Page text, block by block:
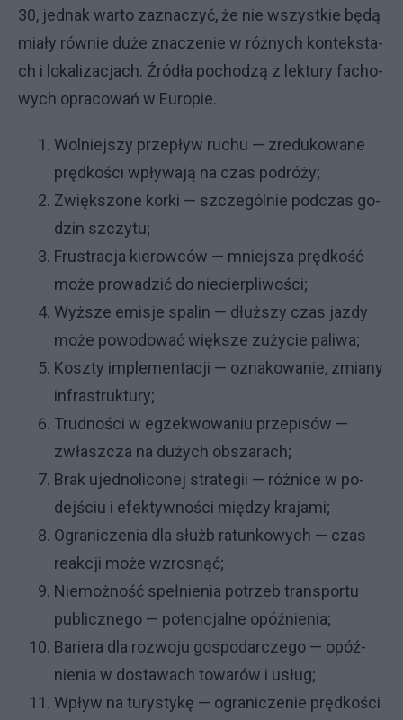
30, jed­nak war­to za­zna­czyć, że nie wszyst­kie bę­dą
mia­ły rów­nie du­że zna­cze­nie w róż­ny­ch kon­tek­sta­
ch i lo­ka­li­za­cja­ch. Źró­dła po­cho­dzą z lek­tu­ry fa­cho­
wy­ch opra­co­wań w Eu­ro­pie.
Wol­niej­szy prze­pływ ru­chu — zre­du­ko­wa­ne
pręd­ko­ści wpły­wa­ją na czas po­dró­ży;
Zwięk­szo­ne kor­ki — szcze­gól­nie pod­czas go­
dzin szczy­tu;
Fru­stra­cja kie­row­ców — mniej­sza pręd­ko­ść
mo­że pro­wa­dzić do nie­cier­pli­wo­ści;
Wyż­sze emi­sje spa­lin — dłuż­szy czas jaz­dy
mo­że po­wo­do­wać więk­sze zu­ży­cie pa­li­wa;
Kosz­ty im­ple­men­ta­cji — ozna­ko­wa­nie, zmia­ny
in­fra­struk­tu­ry;
Trud­no­ści w eg­ze­kwo­wa­niu prze­pi­sów —
zwłasz­cza na du­ży­ch ob­sza­ra­ch;
Brak ujed­no­li­co­nej stra­te­gii — róż­ni­ce w po­
dej­ściu i efek­tyw­no­ści mię­dzy kra­ja­mi;
Ogra­ni­cze­nia dla służb ra­tun­ko­wy­ch — czas
re­ak­cji mo­że wzro­snąć;
Nie­moż­no­ść speł­nie­nia po­trzeb trans­por­tu
pu­blicz­ne­go — po­ten­cjal­ne opóź­nie­nia;
Ba­rie­ra dla roz­wo­ju go­spo­dar­cze­go — opóź­
nie­nia w do­sta­wa­ch to­wa­rów i usług;
Wpływ na tu­ry­sty­kę — ogra­ni­cze­nie pręd­ko­ści